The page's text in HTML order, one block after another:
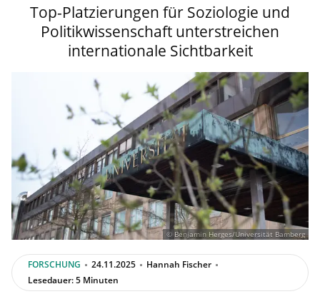
Top-Platzierungen für Soziologie und
Politikwissenschaft unterstreichen
internationale Sichtbarkeit
© Benjamin Herges/Universität Bamberg
FORSCHUNG 24.11.2025
Hannah Fischer
Lesedauer: 5 Minuten